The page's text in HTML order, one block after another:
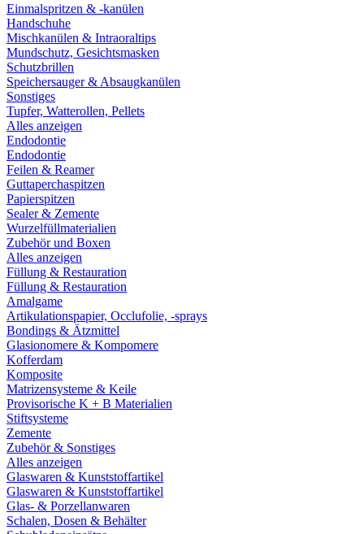
Einmalspritzen & -kanülen
Handschuhe
Mischkanülen & Intraoraltips
Mundschutz, Gesichtsmasken
Schutzbrillen
Speichersauger & Absaugkanülen
Sonstiges
Tupfer, Watterollen, Pellets
Alles anzeigen
Endodontie
Endodontie
Feilen & Reamer
Guttaperchaspitzen
Papierspitzen
Sealer & Zemente
Wurzelfüllmaterialien
Zubehör und Boxen
Alles anzeigen
Füllung & Restauration
Füllung & Restauration
Amalgame
Artikulationspapier, Occlufolie, -sprays
Bondings & Ätzmittel
Glasionomere & Kompomere
Kofferdam
Komposite
Matrizensysteme & Keile
Provisorische K + B Materialien
Stiftsysteme
Zemente
Zubehör & Sonstiges
Alles anzeigen
Glaswaren & Kunststoffartikel
Glaswaren & Kunststoffartikel
Glas- & Porzellanwaren
Schalen, Dosen & Behälter